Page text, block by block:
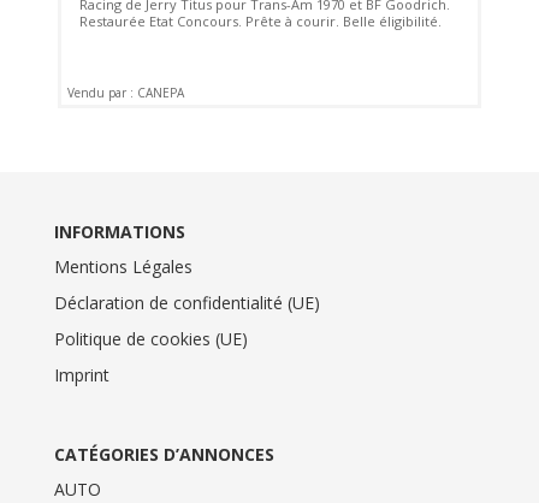
Racing de Jerry Titus pour Trans-Am 1970 et BF Goodrich.
Restaurée Etat Concours. Prête à courir. Belle éligibilité.
Vendu par : CANEPA
INFORMATIONS
Mentions Légales
Déclaration de confidentialité (UE)
Politique de cookies (UE)
Imprint
CATÉGORIES D’ANNONCES
AUTO